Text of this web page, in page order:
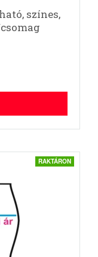
színes,
RAKTÁRON